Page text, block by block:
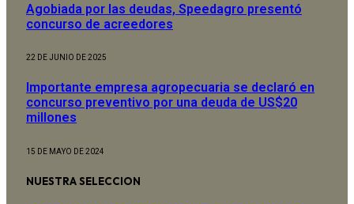
Agobiada por las deudas, Speedagro presentó
concurso de acreedores
22 DE JUNIO DE 2025
Importante empresa agropecuaria se declaró en
concurso preventivo por una deuda de US$20
millones
15 DE MAYO DE 2024
NUESTRA SELECCION